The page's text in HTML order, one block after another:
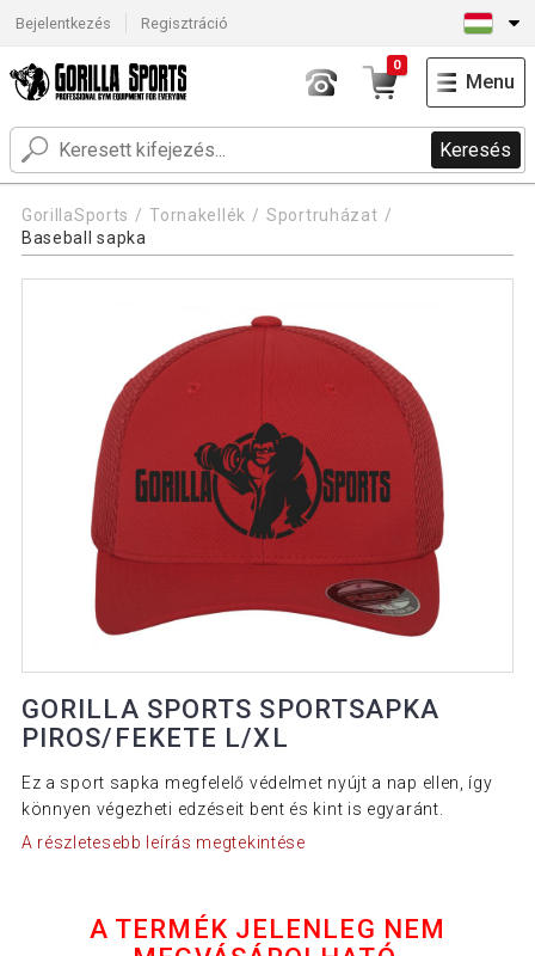
Bejelentkezés Regisztráció
Keresés
0
Menu
GorillaSports Tornakellék
Sportruházat
Baseball sapka
GORILLA SPORTS SPORTSAPKA
PIROS/FEKETE L/XL
Ez a sport sapka megfelelő védelmet nyújt a nap ellen, így
könnyen végezheti edzéseit bent és kint is egyaránt.
A részletesebb leírás megtekintése
A TERMÉK JELENLEG NEM